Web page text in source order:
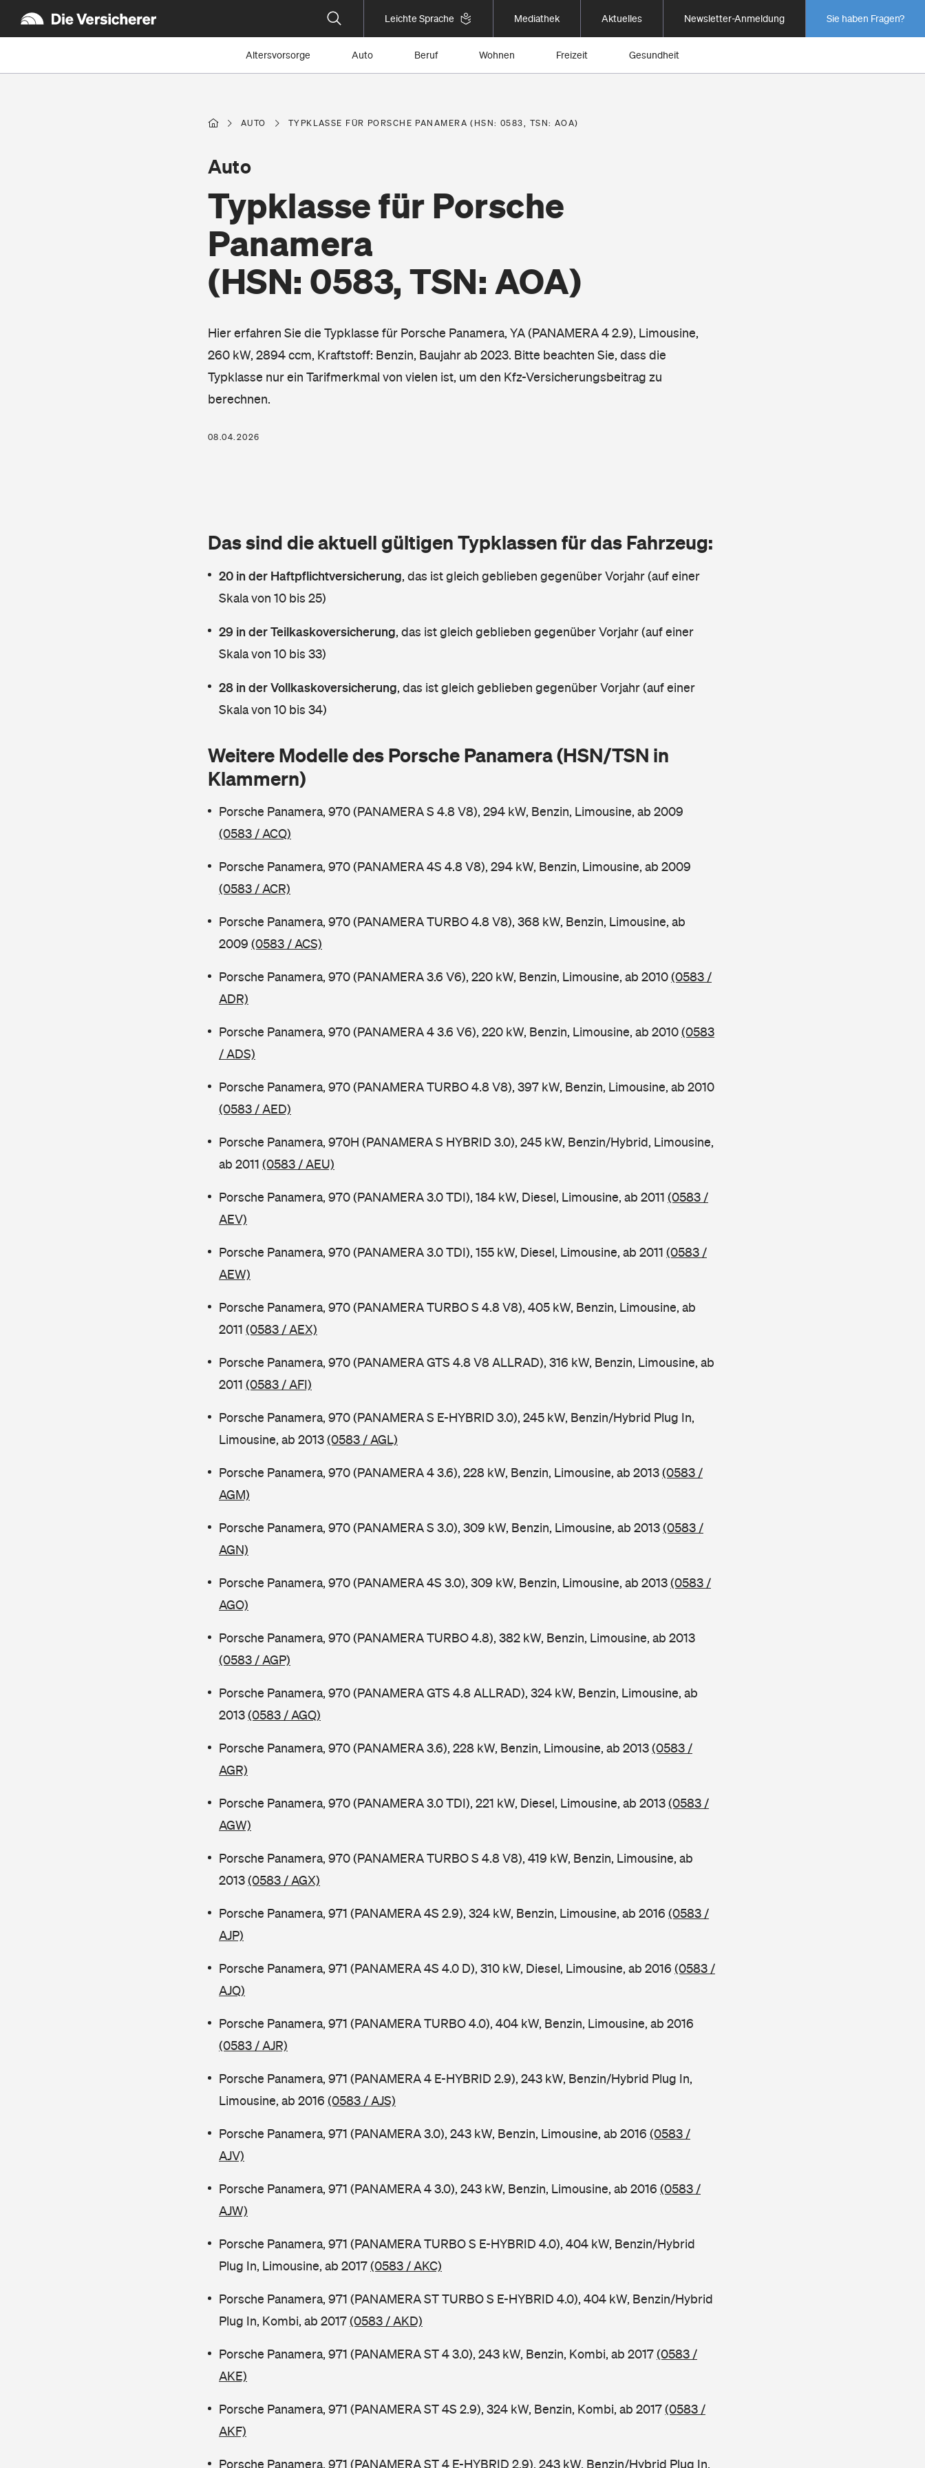
Leichte Sprache Mediathek Aktuelles Newsletter-Anmeldung Sie haben Fragen?
Altersvorsorge Auto Beruf Wohnen Freizeit Gesundheit
AUTO TYPKLASSE FÜR PORSCHE PANAMERA (HSN: 0583, TSN: AOA)
Typklasse für Porsche
Panamera
(HSN: 0583, TSN: AOA)
Auto
Hier erfahren Sie die Typklasse für Porsche Panamera, YA (PANAMERA 4 2.9), Limousine,
260 kW, 2894 ccm, Kraftstoff: Benzin, Baujahr ab 2023. Bitte beachten Sie, dass die
Typklasse nur ein Tarifmerkmal von vielen ist, um den Kfz-Versicherungsbeitrag zu
berechnen.
08.04.2026
Das sind die aktuell gültigen Typklassen für das Fahrzeug:
20 in der Haftpflichtversicherung, das ist gleich geblieben gegenüber Vorjahr (auf einer
Skala von 10 bis 25)
29 in der Teilkaskoversicherung, das ist gleich geblieben gegenüber Vorjahr (auf einer
Skala von 10 bis 33)
28 in der Vollkaskoversicherung, das ist gleich geblieben gegenüber Vorjahr (auf einer
Skala von 10 bis 34)
Weitere Modelle des Porsche Panamera (HSN/TSN in
Klammern)
Porsche Panamera, 970 (PANAMERA S 4.8 V8), 294 kW, Benzin, Limousine, ab 2009
(0583 / ACQ)
Porsche Panamera, 970 (PANAMERA 4S 4.8 V8), 294 kW, Benzin, Limousine, ab 2009
(0583 / ACR)
Porsche Panamera, 970 (PANAMERA TURBO 4.8 V8), 368 kW, Benzin, Limousine, ab
2009 (0583 / ACS)
Porsche Panamera, 970 (PANAMERA 3.6 V6), 220 kW, Benzin, Limousine, ab 2010(0583 /
ADR)
Porsche Panamera, 970 (PANAMERA 4 3.6 V6), 220 kW, Benzin, Limousine, ab 2010(0583
/ ADS)
Porsche Panamera, 970 (PANAMERA TURBO 4.8 V8), 397 kW, Benzin, Limousine, ab 2010
(0583 / AED)
Porsche Panamera, 970H (PANAMERA S HYBRID 3.0), 245 kW, Benzin/Hybrid, Limousine,
ab 2011 (0583 / AEU)
Porsche Panamera, 970 (PANAMERA 3.0 TDI), 184 kW, Diesel, Limousine, ab 2011 (0583 /
AEV)
Porsche Panamera, 970 (PANAMERA 3.0 TDI), 155 kW, Diesel, Limousine, ab 2011 (0583 /
AEW)
Porsche Panamera, 970 (PANAMERA TURBO S 4.8 V8), 405 kW, Benzin, Limousine, ab
2011 (0583 / AEX)
Porsche Panamera, 970 (PANAMERA GTS 4.8 V8 ALLRAD), 316 kW, Benzin, Limousine, ab
2011 (0583 / AFI)
Porsche Panamera, 970 (PANAMERA S E-HYBRID 3.0), 245 kW, Benzin/Hybrid Plug In,
Limousine, ab 2013(0583 / AGL)
Porsche Panamera, 970 (PANAMERA 4 3.6), 228 kW, Benzin, Limousine, ab 2013(0583 /
AGM)
Porsche Panamera, 970 (PANAMERA S 3.0), 309 kW, Benzin, Limousine, ab 2013(0583 /
AGN)
Porsche Panamera, 970 (PANAMERA 4S 3.0), 309 kW, Benzin, Limousine, ab 2013(0583 /
AGO)
Porsche Panamera, 970 (PANAMERA TURBO 4.8), 382 kW, Benzin, Limousine, ab 2013
(0583 / AGP)
Porsche Panamera, 970 (PANAMERA GTS 4.8 ALLRAD), 324 kW, Benzin, Limousine, ab
2013(0583 / AGQ)
Porsche Panamera, 970 (PANAMERA 3.6), 228 kW, Benzin, Limousine, ab 2013(0583 /
AGR)
Porsche Panamera, 970 (PANAMERA 3.0 TDI), 221 kW, Diesel, Limousine, ab 2013(0583 /
AGW)
Porsche Panamera, 970 (PANAMERA TURBO S 4.8 V8), 419 kW, Benzin, Limousine, ab
2013(0583 / AGX)
Porsche Panamera, 971 (PANAMERA 4S 2.9), 324 kW, Benzin, Limousine, ab 2016 (0583 /
AJP)
Porsche Panamera, 971 (PANAMERA 4S 4.0 D), 310 kW, Diesel, Limousine, ab 2016 (0583 /
AJQ)
Porsche Panamera, 971 (PANAMERA TURBO 4.0), 404 kW, Benzin, Limousine, ab 2016
(0583 / AJR)
Porsche Panamera, 971 (PANAMERA 4 E-HYBRID 2.9), 243 kW, Benzin/Hybrid Plug In,
Limousine, ab 2016 (0583 / AJS)
Porsche Panamera, 971 (PANAMERA 3.0), 243 kW, Benzin, Limousine, ab 2016 (0583 /
AJV)
Porsche Panamera, 971 (PANAMERA 4 3.0), 243 kW, Benzin, Limousine, ab 2016 (0583 /
AJW)
Porsche Panamera, 971 (PANAMERA TURBO S E-HYBRID 4.0), 404 kW, Benzin/Hybrid
Plug In, Limousine, ab 2017(0583 / AKC)
Porsche Panamera, 971 (PANAMERA ST TURBO S E-HYBRID 4.0), 404 kW, Benzin/Hybrid
Plug In, Kombi, ab 2017(0583 / AKD)
Porsche Panamera, 971 (PANAMERA ST 4 3.0), 243 kW, Benzin, Kombi, ab 2017(0583 /
AKE)
Porsche Panamera, 971 (PANAMERA ST 4S 2.9), 324 kW, Benzin, Kombi, ab 2017(0583 /
AKF)
Porsche Panamera, 971 (PANAMERA ST 4 E-HYBRID 2.9), 243 kW, Benzin/Hybrid Plug In,